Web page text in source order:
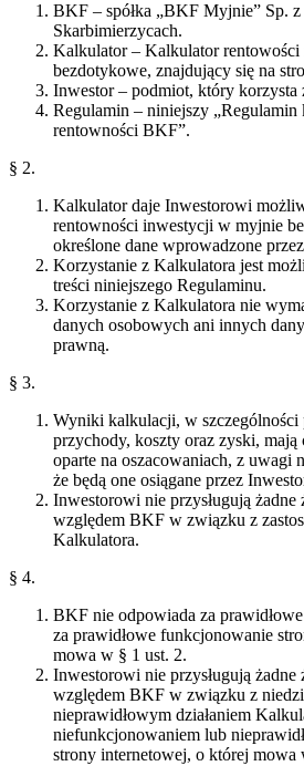
BKF – spółka „BKF Myjnie” Sp.
Skarbimierzycach.
Kalkulator – Kalkulator
bezdotykowe, znajdujący się na
Inwestor – podmiot, który korzysta
Regulamin – niniejszy
rentowności BKF”.
§ 2.
Kalkulator daje Inwestorowi
rentowności inwestycji w myjnie
określone dane wprowadzone
Korzystanie z Kalkulatora jest
treści niniejszego Regulaminu.
Korzystanie z Kalkulatora nie
danych osobowych ani innych
prawną.
§ 3.
Wyniki kalkulacji, w szczególności
przychody, koszty oraz zyski,
oparte na oszacowaniach, z uwagi
że będą one osiągane przez
Inwestorowi nie przysługują żadne
względem BKF w związku z
Kalkulatora.
§ 4.
BKF nie odpowiada za
za prawidłowe funkcjonowanie
mowa w § 1 ust. 2.
Inwestorowi nie przysługują żadne
względem BKF w związku z
nieprawidłowym działaniem
niefunkcjonowaniem lub
strony internetowej, o której mowa